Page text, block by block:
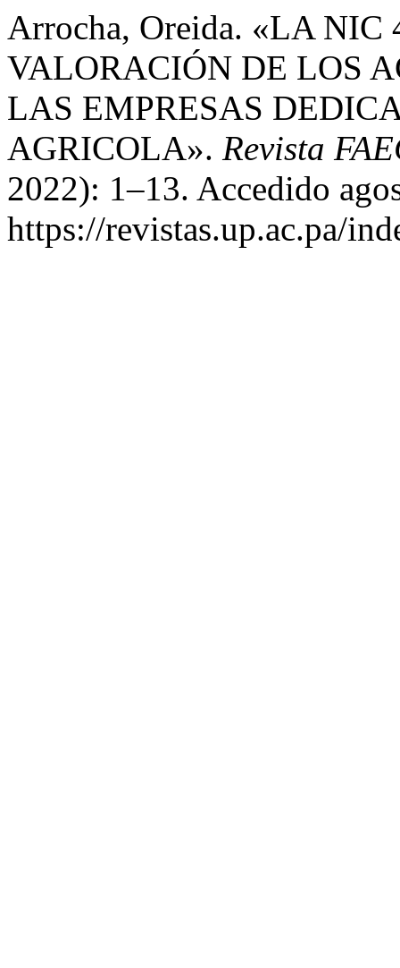
Arrocha, Oreida. «LA
VALORACIÓN DE LOS
LAS EMPRESAS
AGRICOLA». Revista
2022): 1–13. Accedido
https://revistas.up.ac.pa/